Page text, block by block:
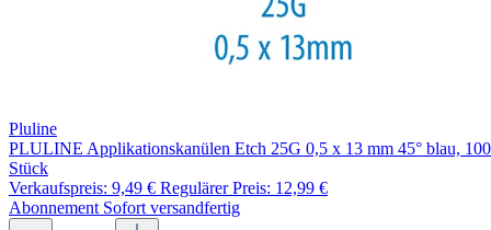
Pluline
PLULINE Applikationskanülen Etch 25G 0,5 x 13 mm 45° blau, 100
Stück
Verkaufspreis: 9,49 € Regulärer Preis: 12,99 €
Abonnement Sofort versandfertig